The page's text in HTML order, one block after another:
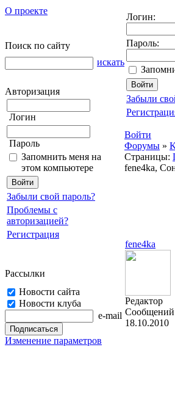
О проекте
Поиск по сайту
искать
Авторизация
Логин
Пароль
Запомнить меня на
этом компьютере
Забыли свой пароль?
Проблемы с
авторизацией?
Регистрация
Рассылки
Новости сайта
Новости клуба
e-mail
Изменение параметров
Логин:
Пароль:
Забыли
Войти
Форумы »
Страницы:
fene4ka,
fene4ka
Редактор
18.10.2010